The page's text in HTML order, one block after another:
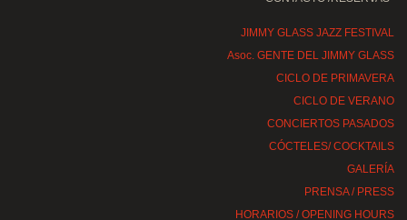
JIMMY GLASS JAZZ FESTIVAL
Asoc. GENTE DEL JIMMY GLASS
CICLO DE PRIMAVERA
CICLO DE VERANO
CONCIERTOS PASADOS
CÓCTELES/ COCKTAILS
GALERÍA
PRENSA / PRESS
HORARIOS / OPENING HOURS